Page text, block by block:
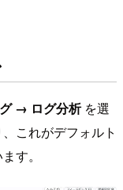
→ ログ分析を選
これがデフォルト
す。